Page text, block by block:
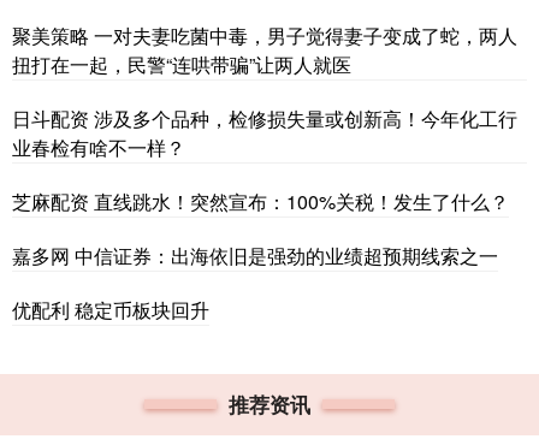
聚美策略 一对夫妻吃菌中毒，男子觉得妻子变成了蛇，两人
扭打在一起，民警“连哄带骗”让两人就医
日斗配资 涉及多个品种，检修损失量或创新高！今年化工行
业春检有啥不一样？
芝麻配资 直线跳水！突然宣布：100%关税！发生了什么？
嘉多网 中信证券：出海依旧是强劲的业绩超预期线索之一
优配利 稳定币板块回升
推荐资讯